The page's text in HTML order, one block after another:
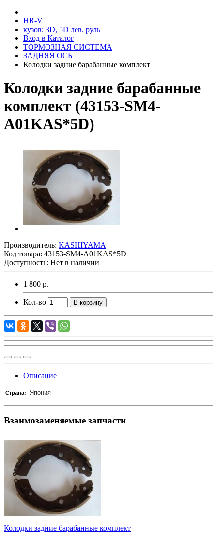
HR-V
кузов: 3D, 5D лев. руль
Вход в Каталог
ТОРМОЗНАЯ СИСТЕМА
ЗАДНЯЯ ОСЬ
Колодки задние барабанные комплект
Колодки задние барабанные
комплект (43153-SM4-
A01KAS*5D)
Производитель: KASHIYAMA
Код товара: 43153-SM4-A01KAS*5D
Доступность: Нет в наличии
1 800 р.
Кол-во В корзину
Описание
Страна: Япония
Взаимозаменяемые запчасти
Колодки задние барабанные комплект